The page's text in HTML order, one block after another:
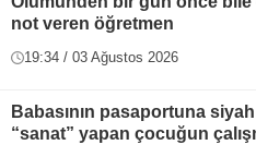
not veren öğretmen
19:34 / 03 Ağustos 2026
Babasının pasaportuna
“sanat” yapan çocuğun